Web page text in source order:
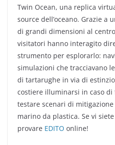
Twin Ocean, una replica
source dell’oceano. Grazie a
di grandi dimensioni al
visitatori hanno interagito
strumento per esplorarlo:
simulazioni che tracciavano
di tartarughe in via di
costiere illuminarsi in caso
testare scenari di
marino da plastica. Se vi
provare EDITO online!